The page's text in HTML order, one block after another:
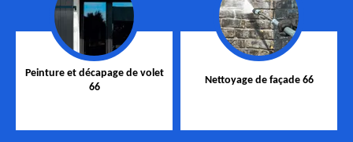
Peinture et décapage de volet
66
Nettoyage de façade 66